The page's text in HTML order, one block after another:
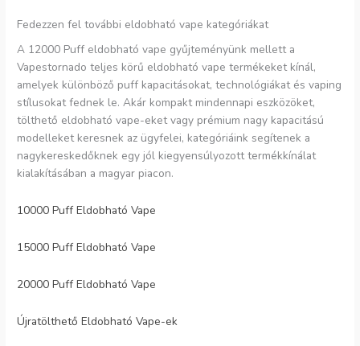
Fedezzen fel további eldobható vape kategóriákat
A 12000 Puff eldobható vape gyűjteményünk mellett a
Vapestornado teljes körű eldobható vape termékeket kínál,
amelyek különböző puff kapacitásokat, technológiákat és vaping
stílusokat fednek le. Akár kompakt mindennapi eszközöket,
tölthető eldobható vape-eket vagy prémium nagy kapacitású
modelleket keresnek az ügyfelei, kategóriáink segítenek a
nagykereskedőknek egy jól kiegyensúlyozott termékkínálat
kialakításában a magyar piacon.
10000 Puff Eldobható Vape
15000 Puff Eldobható Vape
20000 Puff Eldobható Vape
Újratölthető Eldobható Vape-ek